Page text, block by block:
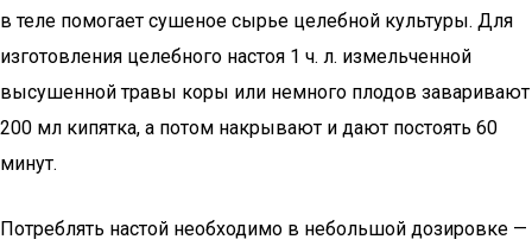
в теле помогает сушеное сырье целебной культуры. Для
изготовления целебного настоя 1 ч. л. измельченной
высушенной травы коры или немного плодов заваривают
200 мл кипятка, а потом накрывают и дают постоять 60
минут.
Потреблять настой необходимо в небольшой дозировке —